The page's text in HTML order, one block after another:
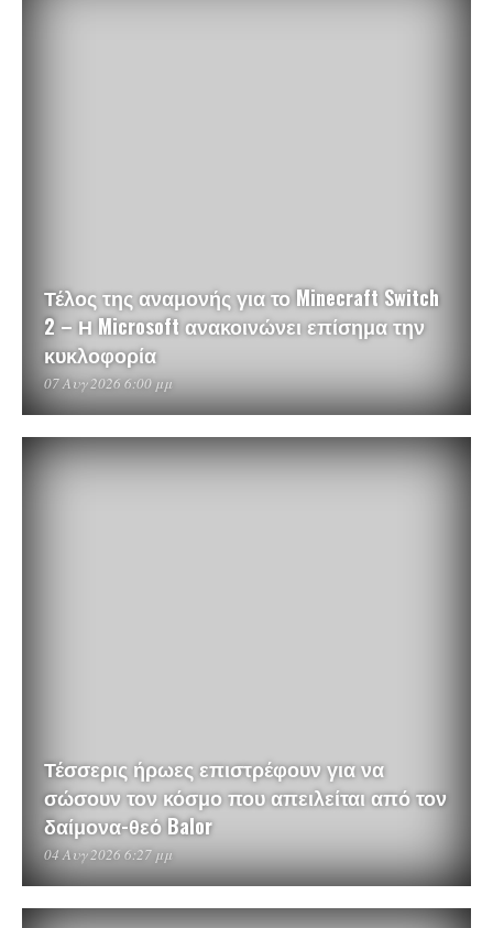
Τέλος της αναμονής για το Minecraft Switch
2 – Η Microsoft ανακοινώνει επίσημα την
κυκλοφορία
07 Αυγ 2026 6:00 μμ
Τέσσερις ήρωες επιστρέφουν για να
σώσουν τον κόσμο που απειλείται από τον
δαίμονα-θεό Balor
04 Αυγ 2026 6:27 μμ